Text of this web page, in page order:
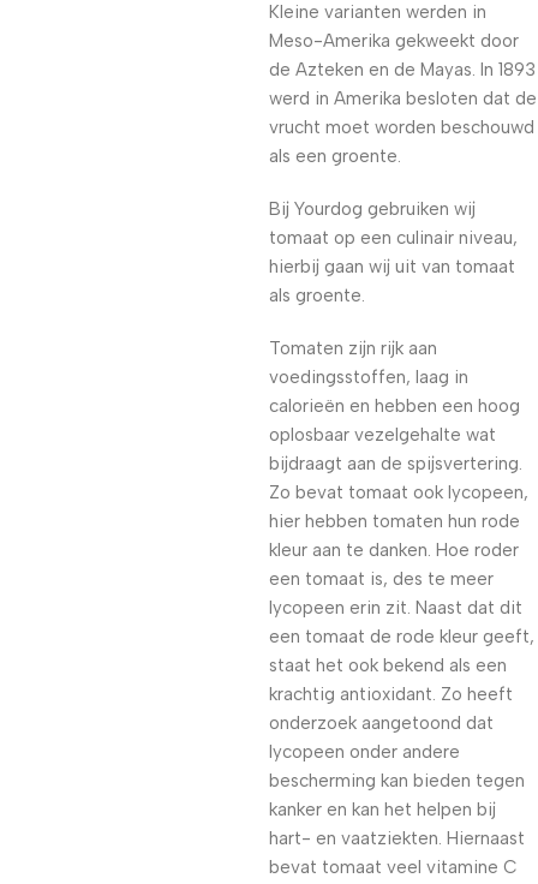
Kleine varianten werden in
Meso-Amerika gekweekt door
de Azteken en de Mayas. In 1893
werd in Amerika besloten dat de
vrucht moet worden beschouwd
als een groente.
Bij Yourdog gebruiken wij
tomaat op een culinair niveau,
hierbij gaan wij uit van tomaat
als groente.
Tomaten zijn rijk aan
voedingsstoffen, laag in
calorieën en hebben een hoog
oplosbaar vezelgehalte wat
bijdraagt aan de spijsvertering.
Zo bevat tomaat ook lycopeen,
hier hebben tomaten hun rode
kleur aan te danken. Hoe roder
een tomaat is, des te meer
lycopeen erin zit. Naast dat dit
een tomaat de rode kleur geeft,
staat het ook bekend als een
krachtig antioxidant. Zo heeft
onderzoek aangetoond dat
lycopeen onder andere
bescherming kan bieden tegen
kanker en kan het helpen bij
hart- en vaatziekten. Hiernaast
bevat tomaat veel vitamine C